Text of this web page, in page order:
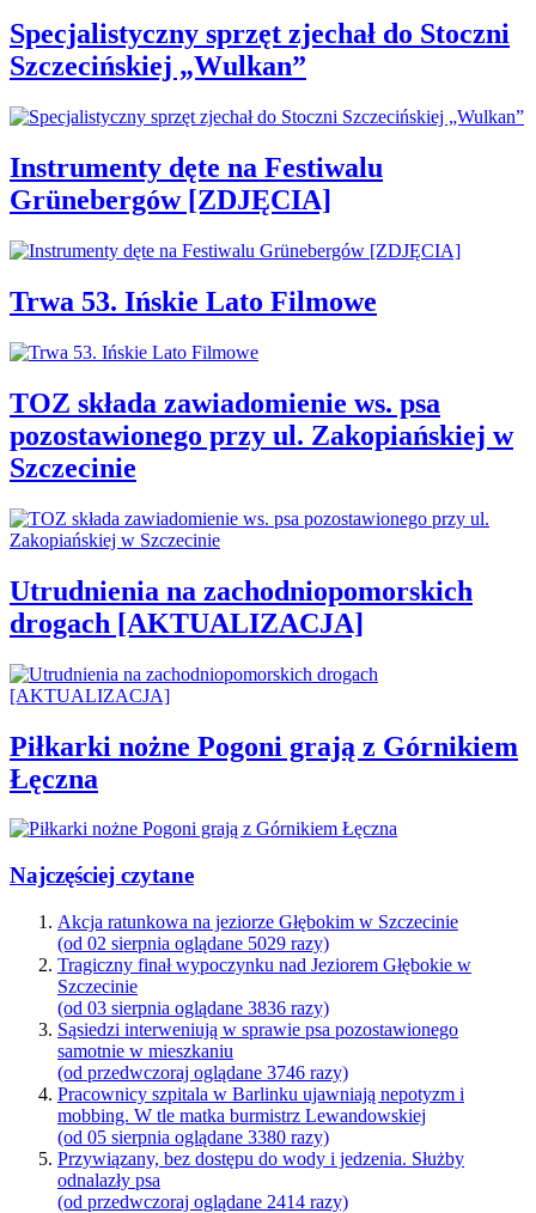
Specjalistyczny sprzęt zjechał do Stoczni
Szczecińskiej „Wulkan”
Instrumenty dęte na Festiwalu
Grünebergów [ZDJĘCIA]
Trwa 53. Ińskie Lato Filmowe
TOZ składa zawiadomienie ws. psa
pozostawionego przy ul. Zakopiańskiej w
Szczecinie
Utrudnienia na zachodniopomorskich
drogach [AKTUALIZACJA]
Piłkarki nożne Pogoni grają z Górnikiem
Łęczna
Najczęściej czytane
Akcja ratunkowa na jeziorze Głębokim w Szczecinie
(od 02 sierpnia oglądane 5029 razy)
Tragiczny finał wypoczynku nad Jeziorem Głębokie w
Szczecinie
(od 03 sierpnia oglądane 3836 razy)
Sąsiedzi interweniują w sprawie psa pozostawionego
samotnie w mieszkaniu
(od przedwczoraj oglądane 3746 razy)
Pracownicy szpitala w Barlinku ujawniają nepotyzm i
mobbing. W tle matka burmistrz Lewandowskiej
(od 05 sierpnia oglądane 3380 razy)
Przywiązany, bez dostępu do wody i jedzenia. Służby
odnalazły psa
(od przedwczoraj oglądane 2414 razy)